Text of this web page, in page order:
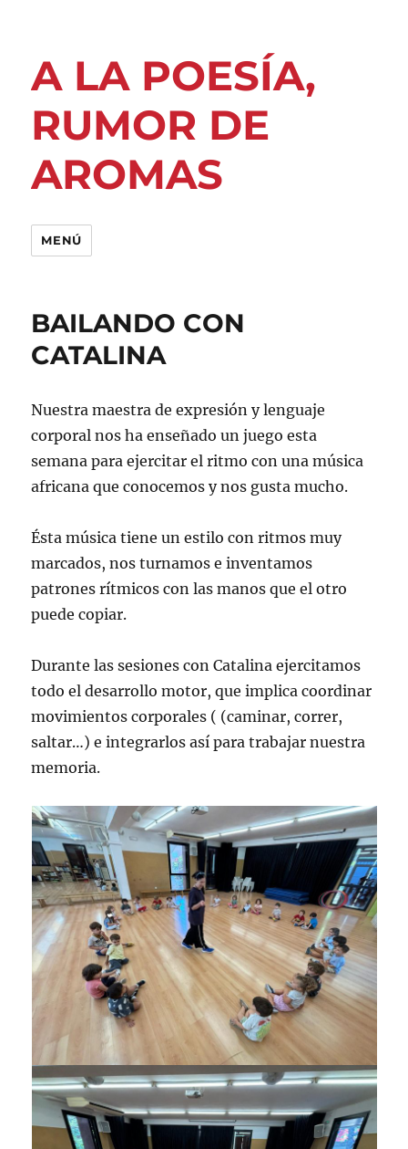
A LA POESÍA,
RUMOR DE
AROMAS
MENÚ
BAILANDO CON
CATALINA
Nuestra maestra de expresión y lenguaje
corporal nos ha enseñado un juego esta
semana para ejercitar el ritmo con una música
africana que conocemos y nos gusta mucho.
Ésta música tiene un estilo con ritmos muy
marcados, nos turnamos e inventamos
patrones rítmicos con las manos que el otro
puede copiar.
Durante las sesiones con Catalina ejercitamos
todo el desarrollo motor, que implica coordinar
movimientos corporales ( (caminar, correr,
saltar…) e integrarlos así para trabajar nuestra
memoria.